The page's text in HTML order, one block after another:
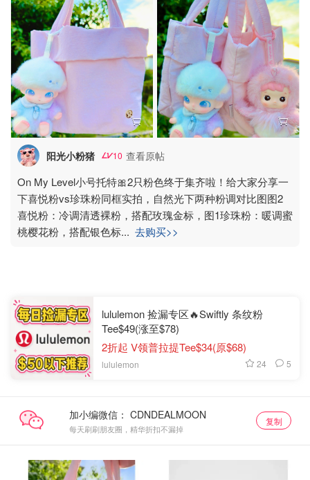
阳光小粉猪 10 查看原帖
On My Level小号托特🎀2只粉色终于集齐啦！给大家分享一
下喜悦粉vs珍珠粉同框实拍，自然光下两种粉调对比图图2
喜悦粉：冷调清透裸粉，搭配玫瑰金标，图1珍珠粉：暖调蜜
桃樱花粉，搭配银色标... 去购买>>
lululemon 捡漏专区🔥Swiftly 条纹粉
Tee$49(涨至$78)
2折起 V领普拉提Tee$34(原$68)
lululemon 24 5
加小编微信：
每天刷刷朋友圈，精华折扣不漏掉
复制